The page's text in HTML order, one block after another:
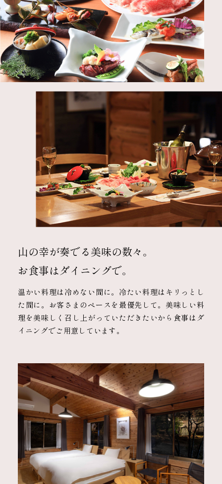
山の幸が奏でる美味の数々。
お食事はダイニングで。
温かい料理は冷めない間に。冷たい料理はキリっとし
た間に。お客さまのペースを最優先して。美味しい料
理を美味しく召し上がっていただきたいから食事はダ
イニングでご用意しています。